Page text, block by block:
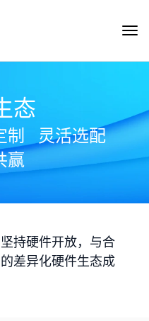
态
制
灵活选配
赢
持硬件开放，与合
差异化硬件生态成